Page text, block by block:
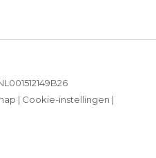
| Cookie-instellingen |